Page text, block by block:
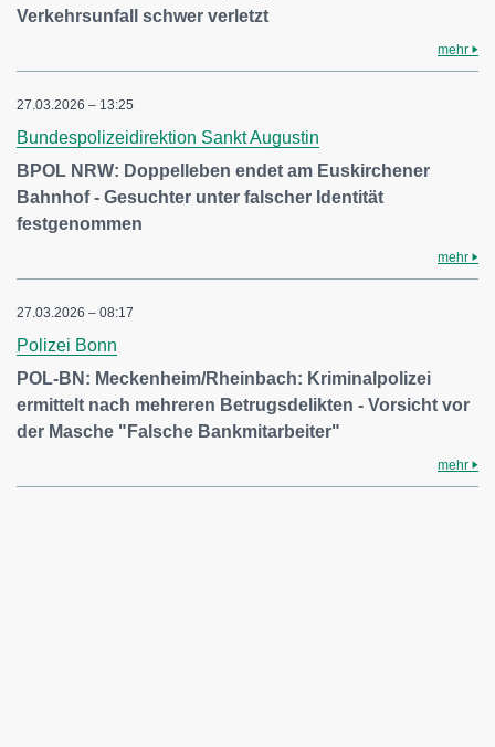
Verkehrsunfall schwer verletzt
mehr
27.03.2026 – 13:25
Bundespolizeidirektion Sankt Augustin
BPOL NRW: Doppelleben endet am Euskirchener
Bahnhof - Gesuchter unter falscher Identität
festgenommen
mehr
27.03.2026 – 08:17
Polizei Bonn
POL-BN: Meckenheim/Rheinbach: Kriminalpolizei
ermittelt nach mehreren Betrugsdelikten - Vorsicht vor
der Masche "Falsche Bankmitarbeiter"
mehr